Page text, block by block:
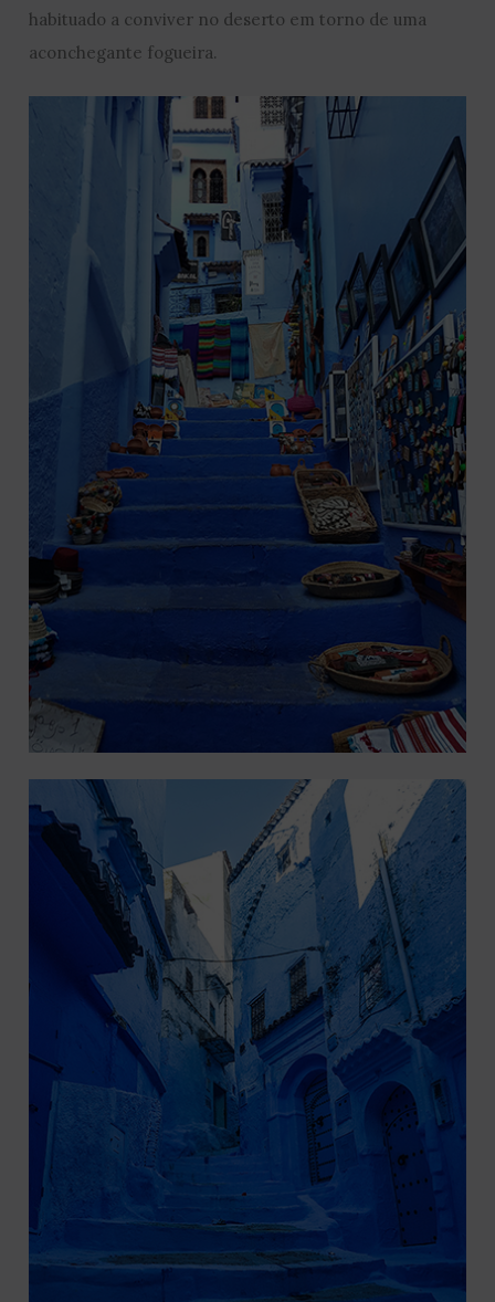
habituado a conviver no deserto em torno de uma
aconchegante fogueira.